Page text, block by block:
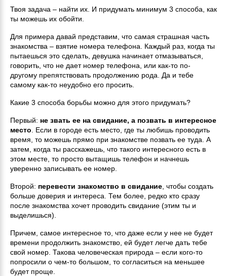
Твоя задача – найти их. И придумать минимум 3 способа, как
ты можешь их обойти.
Для примера давай представим, что самая страшная часть
знакомства – взятие номера телефона. Каждый раз, когда ты
пытаешься это сделать, девушка начинает отмазываться,
говорить, что не дает номер телефона, или как-то по-
другому препятствовать продолжению рода. Да и тебе
самому как-то неудобно его просить.
Какие 3 способа борьбы можно для этого придумать?
Первый: не звать ее на свидание, а позвать в интересное
место . Если в городе есть место, где ты любишь проводить
время, то можешь прямо при знакомстве позвать ее туда. А
затем, когда ты расскажешь, что такого интересного есть в
этом месте, то просто вытащишь телефон и начнешь
уверенно записывать ее номер.
Второй: перевести знакомство в свидание , чтобы создать
больше доверия и интереса. Тем более, редко кто сразу
после знакомства хочет проводить свидание (этим ты и
выделишься).
Причем, самое интересное то, что даже если у нее не будет
времени продолжить знакомство, ей будет легче дать тебе
свой номер. Такова человеческая природа – если кого-то
попросили о чем-то большом, то согласиться на меньшее
будет проще.